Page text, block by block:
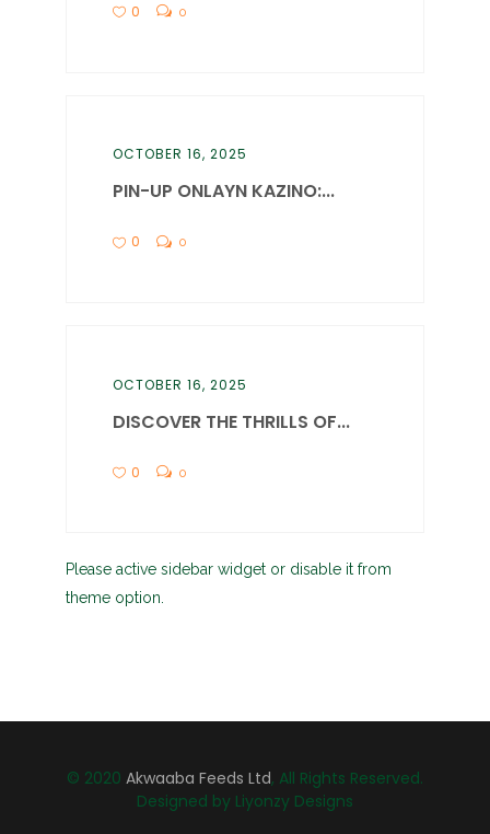
0 0
OCTOBER 16, 2025
PIN-UP ONLAYN KAZINO:...
0 0
OCTOBER 16, 2025
DISCOVER THE THRILLS OF...
0 0
Please active sidebar widget or disable it from
theme option.
© 2020 Akwaaba Feeds Ltd, All Rights Reserved.
Designed by Liyonzy Designs